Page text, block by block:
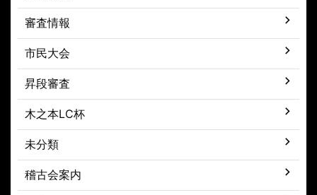
審査情報
市民大会
昇段審査
木之本LC杯
未分類
稽古会案内